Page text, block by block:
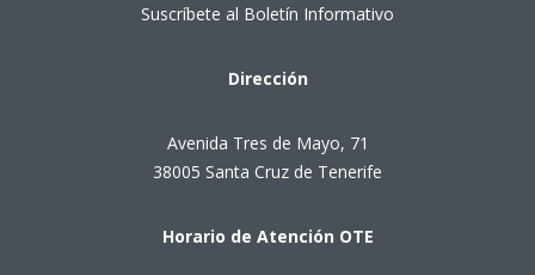
Suscríbete al Boletín Informativo
Dirección
Avenida Tres de Mayo, 71
38005 Santa Cruz de Tenerife
Horario de Atención OTE